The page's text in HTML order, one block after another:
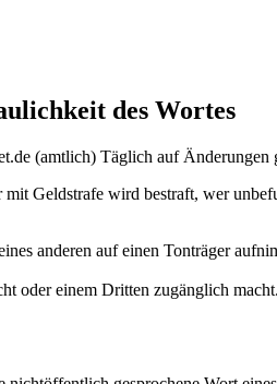
des Wortes
(amtlich) Täglich auf Änderungen
Geldstrafe wird bestraft, wer
anderen auf einen Tonträger
oder einem Dritten zugänglich macht.